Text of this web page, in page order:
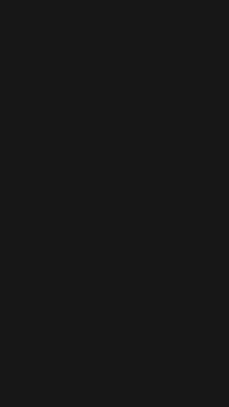
к канализации для
могут уже обходится без
сушки:
веса, а в большинстве
ткани. Различное время,